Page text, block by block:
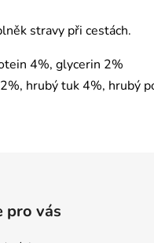
stravy při cestách.
4%, glycerin 2%
hrubý tuk 4%, hrubý
pro vás